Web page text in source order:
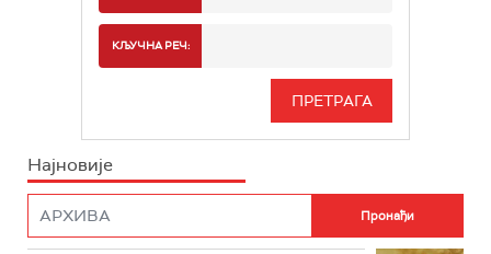
РТС 3
ИНФО
КЉУЧНА РЕЧ:
Најновије